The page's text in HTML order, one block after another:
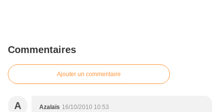
Commentaires
Ajouter un commentaire
A Azalaïs 16/10/2010 10:53